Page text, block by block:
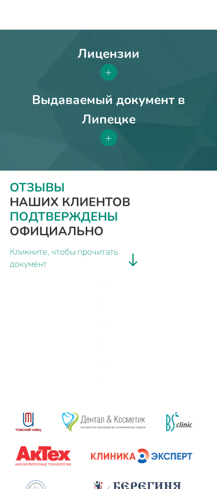
Лицензии
+
Выдаваемый документ в
Липецке
+
ОТЗЫВЫ
НАШИХ КЛИЕНТОВ
ПОДТВЕРЖДЕНЫ
ОФИЦИАЛЬНО
Кликните, чтобы прочитать
документ